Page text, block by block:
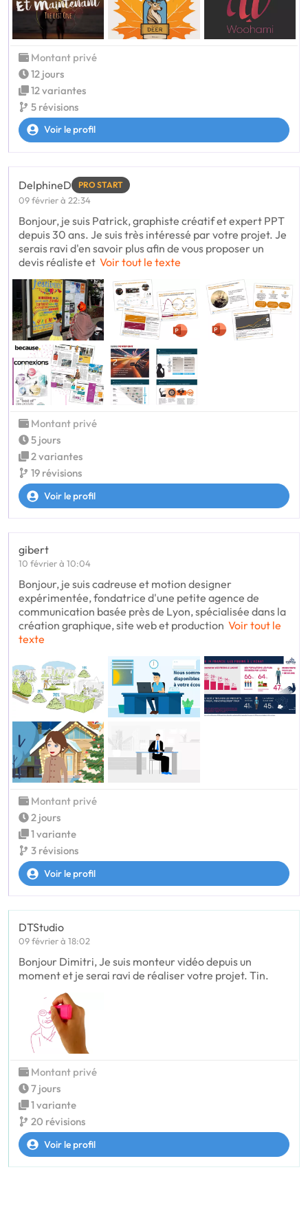
Montant privé
12 jours
12 variantes
5 révisions
Voir le profil
DelphineD PRO START
09 février à 22:34
Bonjour, je suis Patrick, graphiste créatif et expert PPT
depuis 30 ans. Je suis très intéressé par votre projet. Je
serais ravi d'en savoir plus afin de vous proposer un
devis réaliste et Voir tout le texte
Montant privé
5 jours
2 variantes
19 révisions
Voir le profil
gibert
10 février à 10:04
Bonjour, je suis cadreuse et motion designer
expérimentée, fondatrice d'une petite agence de
communication basée près de Lyon, spécialisée dans la
création graphique, site web et production Voir tout le
texte
Montant privé
2 jours
1 variante
3 révisions
Voir le profil
DTStudio
09 février à 18:02
Bonjour Dimitri, Je suis monteur vidéo depuis un
moment et je serai ravi de réaliser votre projet. Tin.
Montant privé
7 jours
1 variante
20 révisions
Voir le profil